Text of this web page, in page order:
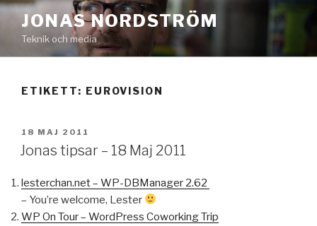
Hoppa
innehåll
JONAS NORDSTRÖM
Teknik och media
ETIKETT: EUROVISION
PUBLICERAT
18 MAJ 2011
Jonas tipsar – 18 Maj 2011
lesterchan.net – WP-DBManager 2.62
– You’re welcome, Lester
WP On Tour – WordPress Coworking Trip